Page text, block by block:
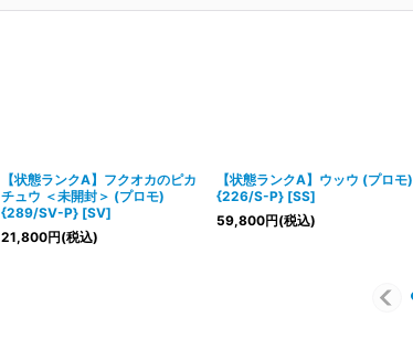
【状態ランクA】フクオカのピカ
チュウ ＜未開封＞ (プロモ)
{289/SV-P} [SV]
21,800円(税込)
【状態ランクA】ウッウ (プロモ)
{226/S-P} [SS]
59,800円(税込)